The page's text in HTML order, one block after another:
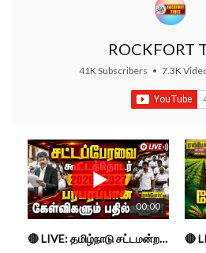
ROCKFORT
41K Subscribers • 7.3K
00:00
🔴 LIVE: தமிழ்நாடு சட்டமன்றப் பேரவை கூட்டத்தொடர் - நிதிநிலை அறிக்கை மீது விவாதம் #live #budget #video